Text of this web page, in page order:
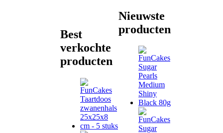
Best
verkochte
producten
Nieuwste
producten